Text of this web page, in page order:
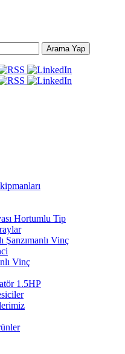
Arama Yap
Hortumlu Tip
Şanzımanlı Vinç
Vinç
1.5HP